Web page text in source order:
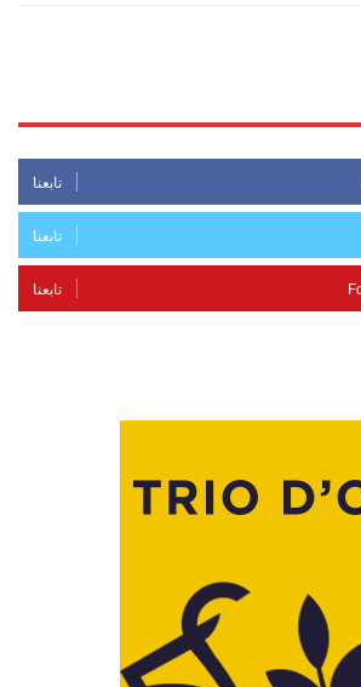
تابعنا
تابعنا
تابعنا